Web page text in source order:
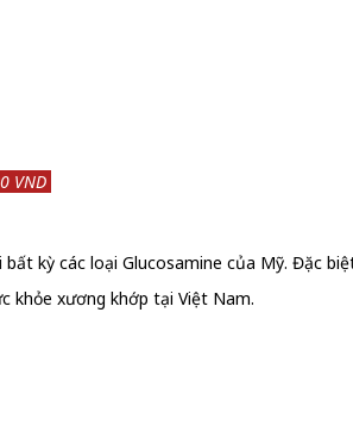
VND
kỳ các loại Glucosamine của Mỹ. Đặc
khỏe xương khớp tại Việt Nam.